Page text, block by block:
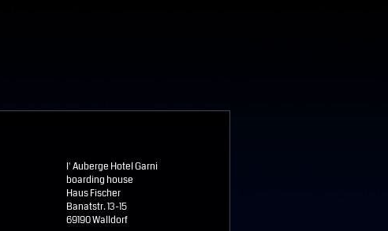
l' Auberge Hotel Garni
boarding house
Haus Fischer
Banatstr. 13-15
69190 Walldorf